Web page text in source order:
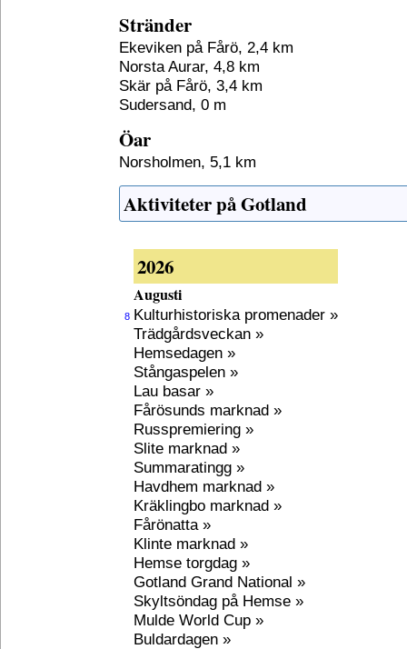
Stränder
Ekeviken på Fårö, 2,4 km
Norsta Aurar, 4,8 km
Skär på Fårö, 3,4 km
Sudersand, 0 m
Öar
Norsholmen, 5,1 km
Aktiviteter på Gotland
2026
Augusti
8 Kulturhistoriska promenader »
Trädgårdsveckan »
Hemsedagen »
Stångaspelen »
Lau basar »
Fårösunds marknad »
Russpremiering »
Slite marknad »
Summaratingg »
Havdhem marknad »
Kräklingbo marknad »
Fårönatta »
Klinte marknad »
Hemse torgdag »
Gotland Grand National »
Skyltsöndag på Hemse »
Mulde World Cup »
Buldardagen »